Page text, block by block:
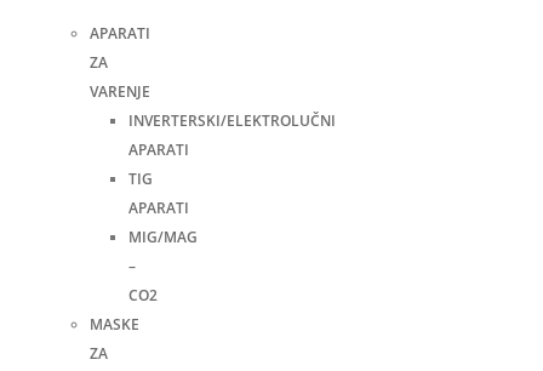
APARATI
ZA
VARENJE
INVERTERSKI/ELEKTROLUČNI
APARATI
TIG
APARATI
MIG/MAG
–
CO2
MASKE
ZA